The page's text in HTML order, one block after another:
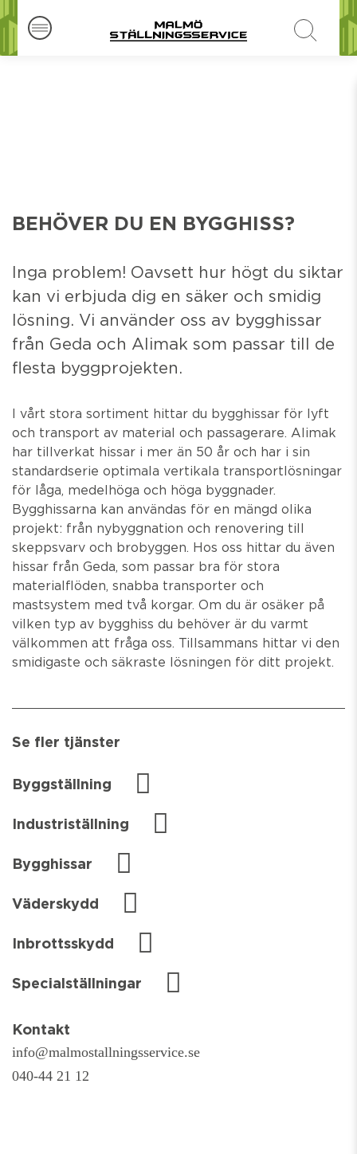
BEHÖVER DU EN BYGGHISS?
Inga problem! Oavsett hur högt du siktar
kan vi erbjuda dig en säker och smidig
lösning. Vi använder oss av bygghissar
från Geda och Alimak som passar till de
flesta byggprojekten.
I vårt stora sortiment hittar du bygghissar för lyft
och transport av material och passagerare. Alimak
har tillverkat hissar i mer än 50 år och har i sin
standardserie optimala vertikala transportlösningar
för låga, medelhöga och höga byggnader.
Bygghissarna kan användas för en mängd olika
projekt: från nybyggnation och renovering till
skeppsvarv och brobyggen. Hos oss hittar du även
hissar från Geda, som passar bra för stora
materialflöden, snabba transporter och
mastsystem med två korgar. Om du är osäker på
vilken typ av bygghiss du behöver är du varmt
välkommen att fråga oss. Tillsammans hittar vi den
smidigaste och säkraste lösningen för ditt projekt.
Se fler tjänster
Byggställning
Industriställning
Bygghissar
Väderskydd
Inbrottsskydd
Specialställningar
Kontakt
info@malmostallningsservice.se
040-44 21 12